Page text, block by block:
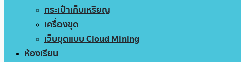
กระเป๋าเก็บเหรียญ
เครื่องขุด
เว็บขุดแบบ Cloud Mining
ห้องเรียน